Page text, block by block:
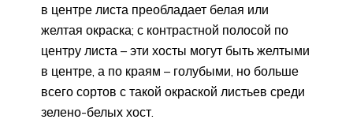
в центре листа преобладает белая или
желтая окраска; с контрастной полосой по
центру листа – эти хосты могут быть желтыми
в центре, а по краям – голубыми, но больше
всего сортов с такой окраской листьев среди
зелено-белых хост.